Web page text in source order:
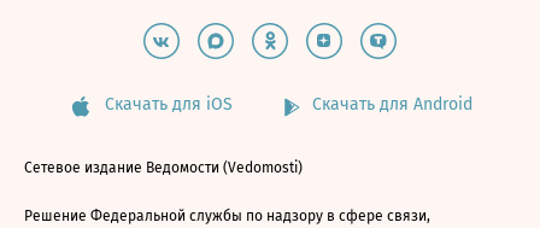
Скачать для iOS Скачать для Android
Сетевое издание Ведомости (Vedomosti)
Решение Федеральной службы по надзору в сфере связи,